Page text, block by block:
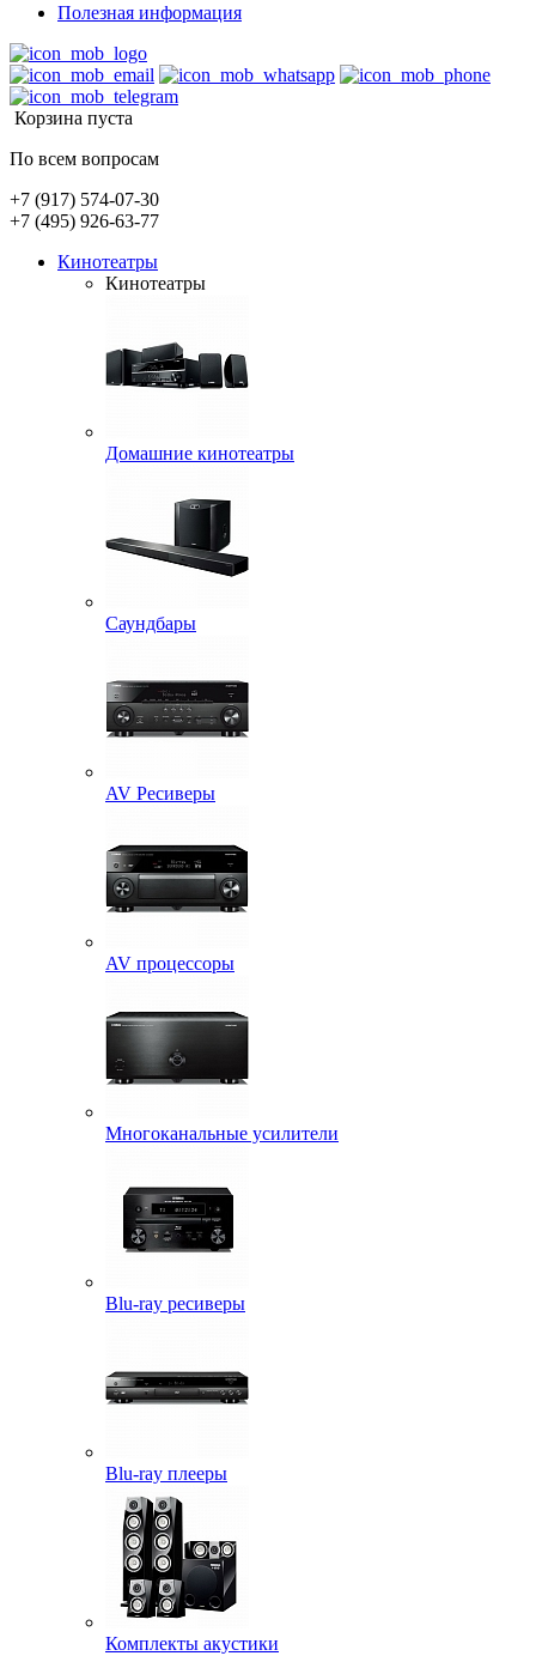
Полезная информация
Корзина пуста
По всем вопросам
+7 (917) 574-07-30
+7 (495) 926-63-77
Кинотеатры
Кинотеатры
Домашние кинотеатры
Саундбары
AV Ресиверы
AV процессоры
Многоканальные усилители
Blu-ray ресиверы
Blu-ray плееры
Комплекты акустики